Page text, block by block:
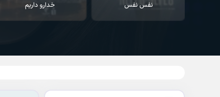
نفس نفس
خدارو داریم